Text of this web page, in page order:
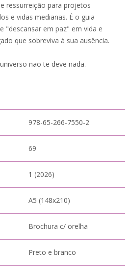
ressurreição para projetos
e vidas medianas. É o guia
"descansar em paz" em vida e
que sobreviva à sua ausência.
não te deve nada.
978-65-266-7550-2
69
1 (2026)
A5 (148x210)
Brochura c/ orelha
Preto e branco